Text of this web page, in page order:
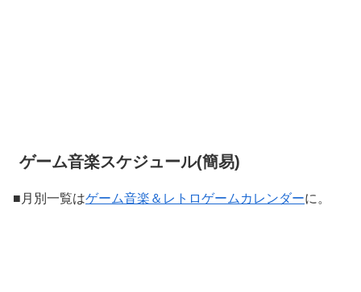
ゲーム音楽スケジュール(簡易)
■月別一覧はゲーム音楽＆レトロゲームカレンダーに。